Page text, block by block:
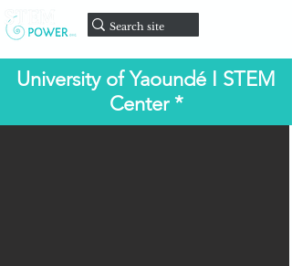
University of Yaoundé I STEM
Center *